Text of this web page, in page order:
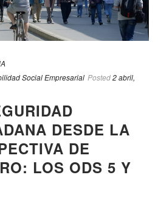
Social Empresarial Posted2 abril,
DESDE LA
DE
LOS ODS 5 Y